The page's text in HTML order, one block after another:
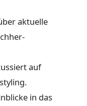
aktuelle
auf
in das